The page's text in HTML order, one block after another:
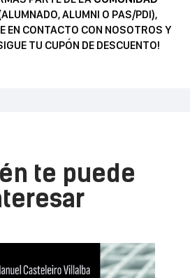
ALUMNI O PAS/PDI),
EN CONTACTO CON NOSOTROS Y
TU CUPÓN DE DESCUENTO!
te puede